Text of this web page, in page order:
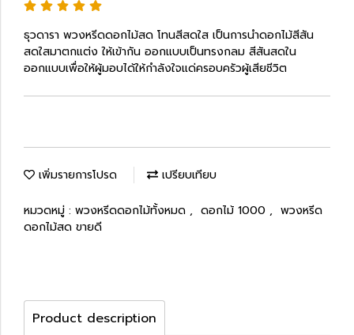
ธุวดารา พวงหรีดดอกไม้สด โทนสีสดใส เป็นการนำดอกไม้สีสัน
สดใสมาตกแต่ง ให้เข้ากัน ออกแบบเป็นทรงกลม สีสันสดใน
ออกแบบเพื่อให้ผู้มอบได้ให้กำลังใจแด่ครอบครัวผู้เสียชีวิต
เพิ่มรายการโปรด เปรียบเทียบ
หมวดหมู่ : พวงหรีดดอกไม้ทั้งหมด , ดอกไม้ 1000 , พวงหรีด
ดอกไม้สด ขายดี
Product description